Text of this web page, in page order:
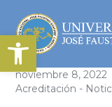
noviembre 8, 2022
Acreditación -
Abrir